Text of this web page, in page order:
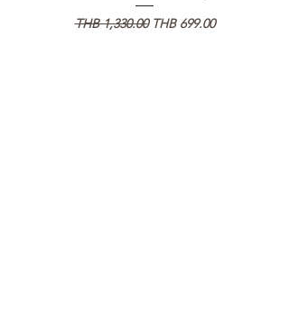
通常価格
THB 1,330.00 セール価格
THB 699.00